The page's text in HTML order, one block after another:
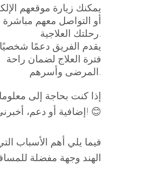
يمكنك زيارة موقعهم
أو التواصل معهم مباشرة
رحلتك العلاجية.
يقدم الفريق دعمًا
فترة العلاج لضمان راحة
المرضى وأسرهم.
إذا كنت بحاجة إلى
إضافية أو دعم، أخبرني! 😊
فيما يلي أهم الأسباب
الهند وجهة مفضلة